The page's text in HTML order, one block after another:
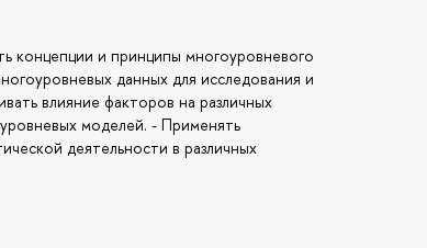
концепции и принципы многоуровневого
данных для исследования и
влияние факторов на различных
моделей. - Применять
деятельности в различных